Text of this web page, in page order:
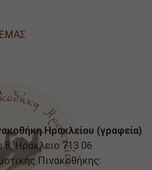
Ηρακλείου (γραφεία)
Ηράκλειο 713 06
Πινακοθήκης: